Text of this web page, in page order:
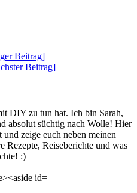
Beitrag]
Beitrag]
DIY zu tun hat. Ich bin Sarah,
absolut süchtig nach Wolle! Hier
zeige euch neben meinen
Rezepte, Reiseberichte und was
:)